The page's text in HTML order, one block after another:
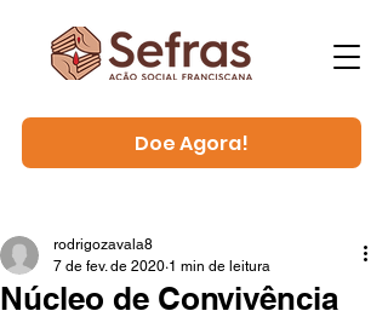
Doe Agora!
Núcleo de Convivência
rodrigozavala8
7 de fev. de 2020 1 min de leitura